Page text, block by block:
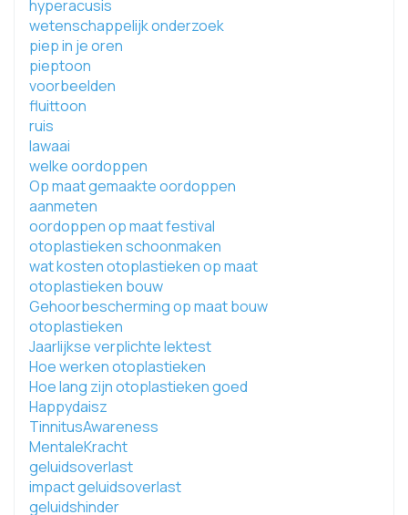
hyperacusis
wetenschappelijk onderzoek
piep in je oren
pieptoon
voorbeelden
fluittoon
ruis
lawaai
welke oordoppen
Op maat gemaakte oordoppen
aanmeten
oordoppen op maat festival
otoplastieken schoonmaken
wat kosten otoplastieken op maat
otoplastieken bouw
Gehoorbescherming op maat bouw
otoplastieken
Jaarlijkse verplichte lektest
Hoe werken otoplastieken
Hoe lang zijn otoplastieken goed
Happydaisz
TinnitusAwareness
MentaleKracht
geluidsoverlast
impact geluidsoverlast
geluidshinder